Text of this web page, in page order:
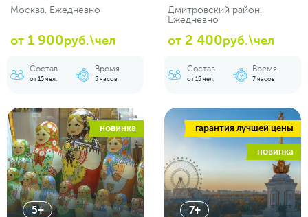
Москва. Ежедневно
от 1 900руб.\чел
Состав
от 15 чел.
Время
5 часов
Дмитровский район.
Ежедневно
от 2 400руб.\чел
Состав
от 15 чел.
Время
7 часов
новинка
5+
гарантия лучшей цены
новинка
7+